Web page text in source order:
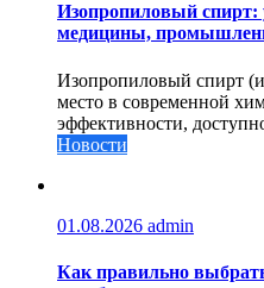
Изопропиловый спирт:
медицины,
Изопропиловый спирт
место в современной
эффективности,
Новости
01.08.2026 admin
Как правильно